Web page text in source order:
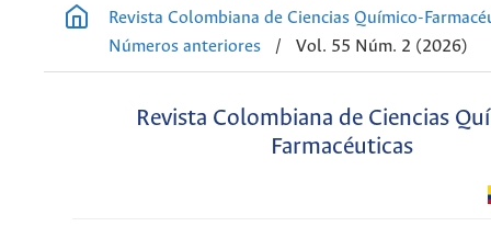
Revista Colombiana de Ciencias Químico-
Números anteriores
/ Vol. 55 Núm. 2 (2026)
Revista Colombiana de Ciencias
Farmacéuticas